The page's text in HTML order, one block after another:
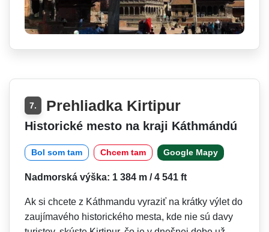
7. Prehliadka Kirtipur
Historické mesto na kraji Káthmándú
Bol som tam Chcem tam Google Mapy
Nadmorská výška: 1 384 m / 4 541 ft
Ak si chcete z Káthmandu vyraziť na krátky výlet do
zaujímavého historického mesta, kde nie sú davy